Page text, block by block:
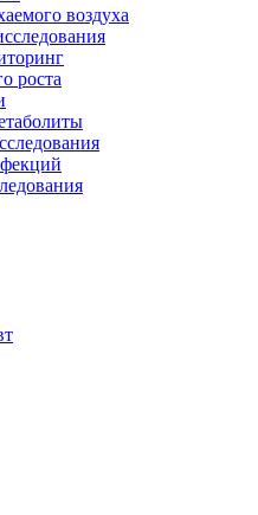
воздуха
роста